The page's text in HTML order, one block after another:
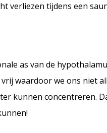
verliezen tijdens een
as van de
waardoor we ons niet
kunnen concentreren.